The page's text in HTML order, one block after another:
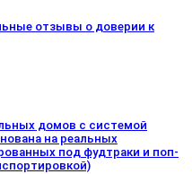
отзывы о доверии к
домов с системой
на реальных
под фудтраки и поп-